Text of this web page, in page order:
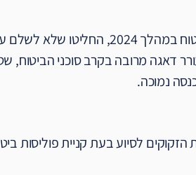
חברות הביטוח, לאחר ששילמו 11 מיליארד שקל בעמלות לסוכני הביטוח במהלך 2024,
שקל בחודש. שינוי זה עורר דאגה מרובה בקרב סוכני
נמוכה.
לסיוע בעת קניית פוליסות